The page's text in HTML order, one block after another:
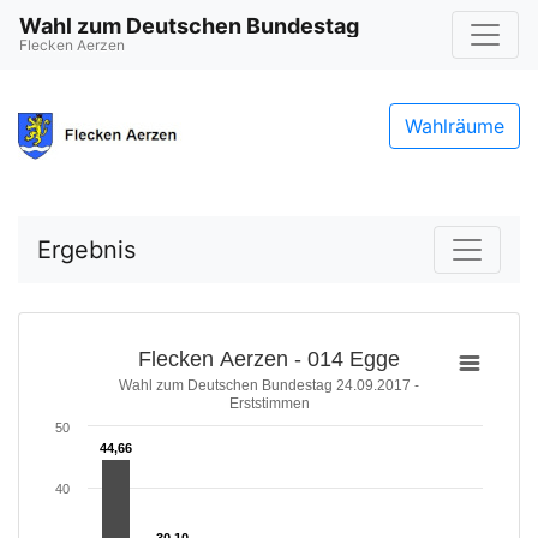
Wahl zum Deutschen Bundestag
Flecken Aerzen
Wahlräume
Ergebnis
Flecken Aerzen - 014 Egge
Wahl zum Deutschen Bundestag 24.09.2017 -
Erststimmen
44,66
44,66
40
50